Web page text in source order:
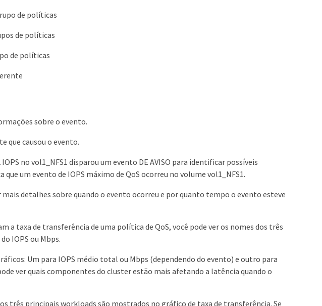
de políticas
de políticas
de políticas
sobre o evento.
que causou o evento.
no vol1_NFS1 disparou um evento DE AVISO para identificar possíveis
um evento de IOPS máximo de QoS ocorreu no volume vol1_NFS1.
mais detalhes sobre quando o evento ocorreu e por quanto tempo o evento esteve
a taxa de transferência de uma política de QoS, você pode ver os nomes dos três
IOPS ou Mbps.
Um para IOPS médio total ou Mbps (dependendo do evento) e outro para
ver quais componentes do cluster estão mais afetando a latência quando o
três principais workloads são mostrados no gráfico de taxa de transferência. Se